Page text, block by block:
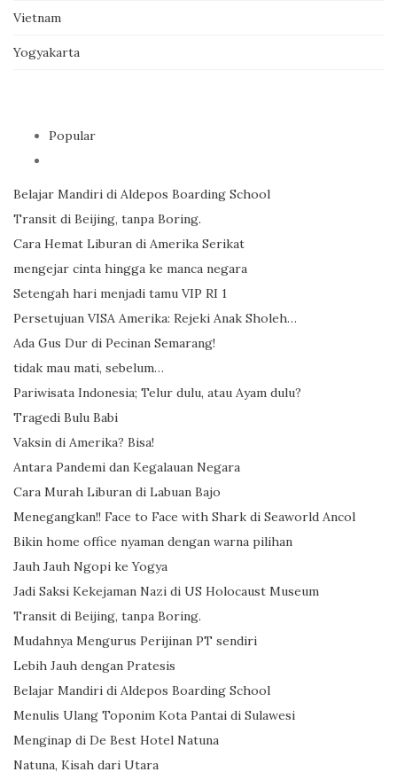
Vietnam
Yogyakarta
Popular
Belajar Mandiri di Aldepos Boarding School
Transit di Beijing, tanpa Boring.
Cara Hemat Liburan di Amerika Serikat
mengejar cinta hingga ke manca negara
Setengah hari menjadi tamu VIP RI 1
Persetujuan VISA Amerika: Rejeki Anak Sholeh…
Ada Gus Dur di Pecinan Semarang!
tidak mau mati, sebelum…
Pariwisata Indonesia; Telur dulu, atau Ayam dulu?
Tragedi Bulu Babi
Vaksin di Amerika? Bisa!
Antara Pandemi dan Kegalauan Negara
Cara Murah Liburan di Labuan Bajo
Menegangkan!! Face to Face with Shark di Seaworld Ancol
Bikin home office nyaman dengan warna pilihan
Jauh Jauh Ngopi ke Yogya
Jadi Saksi Kekejaman Nazi di US Holocaust Museum
Transit di Beijing, tanpa Boring.
Mudahnya Mengurus Perijinan PT sendiri
Lebih Jauh dengan Pratesis
Belajar Mandiri di Aldepos Boarding School
Menulis Ulang Toponim Kota Pantai di Sulawesi
Menginap di De Best Hotel Natuna
Natuna, Kisah dari Utara